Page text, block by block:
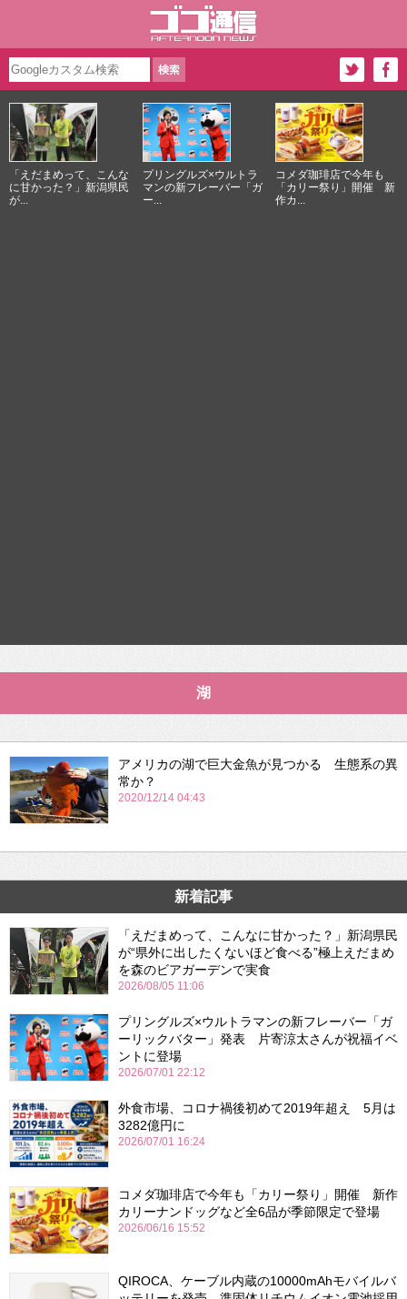
「えだまめって、こんな
に甘かった？」新潟県民
が...
プリングルズ×ウルトラ
マンの新フレーバー「ガ
ー...
コメダ珈琲店で今年も
「カリー祭り」開催 新
作カ...
湖
アメリカの湖で巨大金魚が見つかる 生態系の異
常か？
2020/12/14 04:43
新着記事
「えだまめって、こんなに甘かった？」新潟県民
が“県外に出したくないほど食べる”極上えだまめ
を森のビアガーデンで実食
2026/08/05 11:06
プリングルズ×ウルトラマンの新フレーバー「ガ
ーリックバター」発表 片寄涼太さんが祝福イベ
ントに登場
2026/07/01 22:12
外食市場、コロナ禍後初めて2019年超え 5月は
3282億円に
2026/07/01 16:24
コメダ珈琲店で今年も「カリー祭り」開催 新作
カリーナンドッグなど全6品が季節限定で登場
2026/06/16 15:52
QIROCA、ケーブル内蔵の10000mAhモバイルバ